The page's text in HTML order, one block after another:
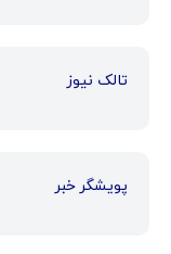
تالک نیوز
پویشگر خبر